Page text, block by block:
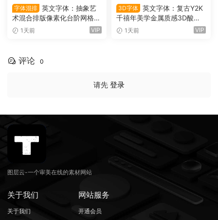
字体混排 英文字体：抽象艺
术混合排版像素化台阶网格状
手绘螺旋有机曲线版面设计封
1天前 VIP
3D字体 英文字体：复古Y2K
千禧年美学金属质感3D酸性
镀铬文字LOGO标题封面海报
1天前 VIP
评论 0
请先 登录
图层云-一个审美在线的素材网站
关于我们
关于我们
网站服务
开通会员